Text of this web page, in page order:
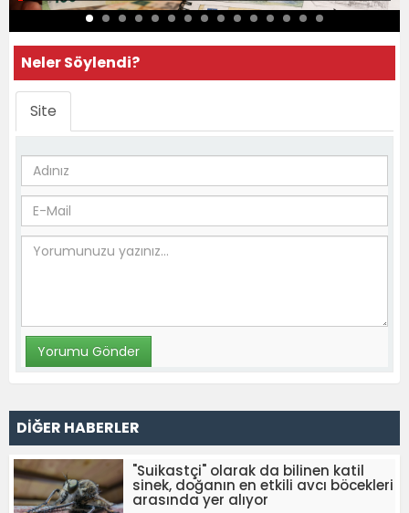
Neler Söylendi?
Site
DİĞER HABERLER
"Suikastçi" olarak da bilinen katil
sinek, doğanın en etkili avcı böcekleri
arasında yer alıyor